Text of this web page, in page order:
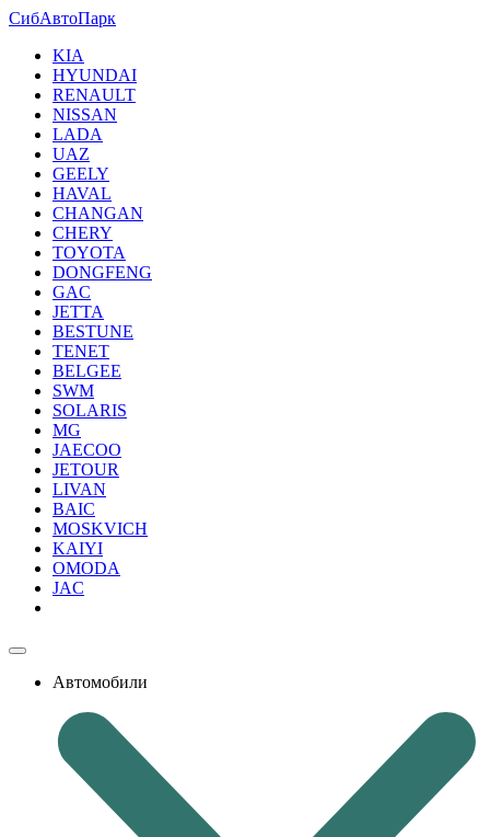
СибАвтоПарк
KIA
HYUNDAI
RENAULT
NISSAN
LADA
UAZ
GEELY
HAVAL
CHANGAN
CHERY
TOYOTA
DONGFENG
GAC
JETTA
BESTUNE
TENET
BELGEE
SWM
SOLARIS
MG
JAECOO
JETOUR
LIVAN
BAIC
MOSKVICH
KAIYI
OMODA
JAC
Автомобили